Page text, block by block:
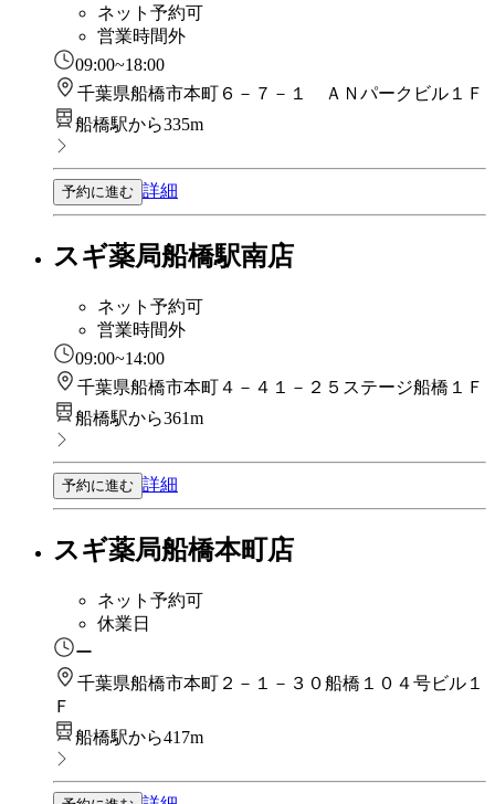
ネット予約可
営業時間外
09:00~18:00
千葉県船橋市本町６－７－１ ＡＮパークビル１Ｆ
船橋駅から335m
予約に進む 詳細
スギ薬局船橋駅南店
ネット予約可
営業時間外
09:00~14:00
千葉県船橋市本町４－４１－２５ステージ船橋１Ｆ
船橋駅から361m
予約に進む 詳細
スギ薬局船橋本町店
ネット予約可
休業日
ー
千葉県船橋市本町２－１－３０船橋１０４号ビル１
Ｆ
船橋駅から417m